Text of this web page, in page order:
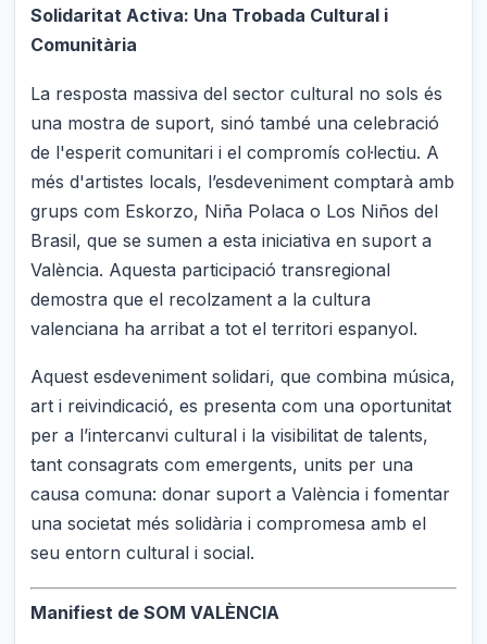
Solidaritat Activa: Una Trobada Cultural i
Comunitària
La resposta massiva del sector cultural no sols és
una mostra de suport, sinó també una celebració
de l'esperit comunitari i el compromís col·lectiu. A
més d'artistes locals, l’esdeveniment comptarà amb
grups com Eskorzo, Niña Polaca o Los Niños del
Brasil, que se sumen a esta iniciativa en suport a
València. Aquesta participació transregional
demostra que el recolzament a la cultura
valenciana ha arribat a tot el territori espanyol.
Aquest esdeveniment solidari, que combina música,
art i reivindicació, es presenta com una oportunitat
per a l’intercanvi cultural i la visibilitat de talents,
tant consagrats com emergents, units per una
causa comuna: donar suport a València i fomentar
una societat més solidària i compromesa amb el
seu entorn cultural i social.
Manifiest de SOM VALÈNCIA